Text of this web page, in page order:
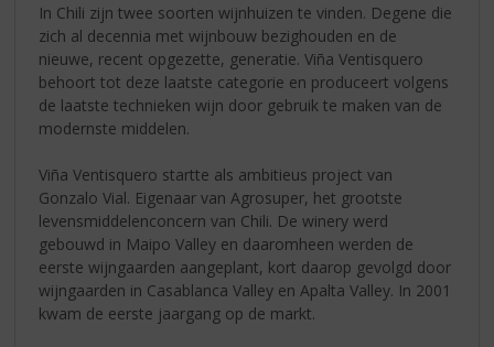
In Chili zijn twee soorten wijnhuizen te vinden. Degene die
zich al decennia met wijnbouw bezighouden en de
nieuwe, recent opgezette, generatie. Viña Ventisquero
behoort tot deze laatste categorie en produceert volgens
de laatste technieken wijn door gebruik te maken van de
modernste middelen.
Viña Ventisquero startte als ambitieus project van
Gonzalo Vial. Eigenaar van Agrosuper, het grootste
levensmiddelenconcern van Chili. De winery werd
gebouwd in Maipo Valley en daaromheen werden de
eerste wijngaarden aangeplant, kort daarop gevolgd door
wijngaarden in Casablanca Valley en Apalta Valley. In 2001
kwam de eerste jaargang op de markt.